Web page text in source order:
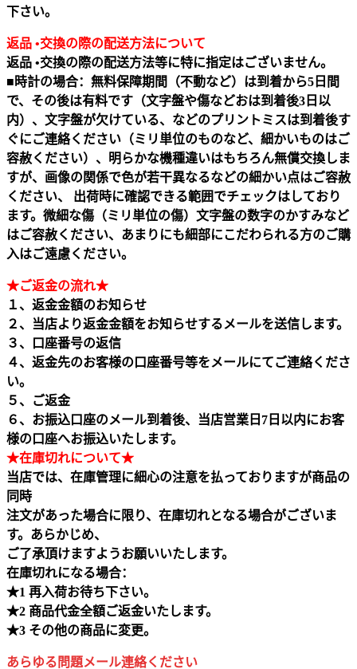
下さい。
返品 •交換の際の配送方法について
返品 •交換の際の配送方法等に特に指定はございません。
■時計の場合：無料保障期間（不動など）は到着から5日間
で、その後は有料です（文字盤や傷などおは到着後3日以
内）、文字盤が欠けている、などのプリントミスは到着後す
ぐにご連絡ください（ミリ単位のものなど、細かいものはご
容赦ください）、明らかな機種違いはもちろん無償交換しま
すが、画像の関係で色が若干異なるなどの細かい点はご容赦
ください、 出荷時に確認できる範囲でチェックはしており
ます。微細な傷（ミリ単位の傷）文字盤の数字のかすみなど
はご容赦ください、あまりにも細部にこだわられる方のご購
入はご遠慮ください。
★ご返金の流れ★
１、返金金額のお知らせ
２、当店より返金金額をお知らせするメールを送信します。
３、口座番号の返信
４、返金先のお客様の口座番号等をメールにてご連絡くださ
い。
５、ご返金
６、お振込口座のメール到着後、当店営業日7日以内にお客
様の口座へお振込いたします。
★在庫切れについて★
当店では、在庫管理に細心の注意を払っておりますが商品の
同時
注文があった場合に限り、在庫切れとなる場合がございま
す。あらかじめ、
ご了承頂けますようお願いいたします。
在庫切れになる場合：
★1 再入荷お待ち下さい。
★2 商品代金全額ご返金いたします。
★3 その他の商品に変更。
あらゆる問題メール連絡ください